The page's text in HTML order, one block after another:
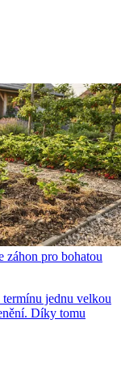
záhon pro bohatou
jednu velkou
Díky tomu